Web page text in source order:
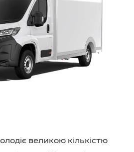
великою кількістю